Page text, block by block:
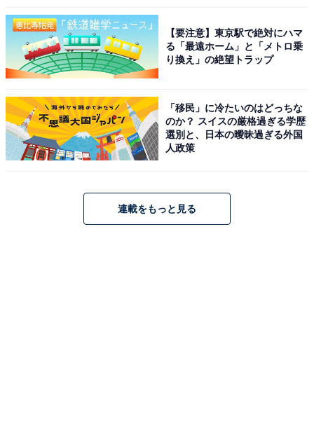
【要注意】東京駅で絶対にハマ
る「最遠ホーム」と「メトロ乗
り換え」の絶望トラップ
「移民」に冷たいのはどっちな
のか？ スイスの厳格過ぎる学歴
選別と、日本の曖昧過ぎる外国
人政策
連載をもっと見る